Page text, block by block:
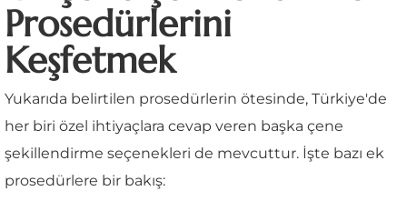
Prosedürlerini
Keşfetmek
Yukarıda belirtilen prosedürlerin ötesinde, Türkiye'de
her biri özel ihtiyaçlara cevap veren başka çene
şekillendirme seçenekleri de mevcuttur. İşte bazı ek
prosedürlere bir bakış: